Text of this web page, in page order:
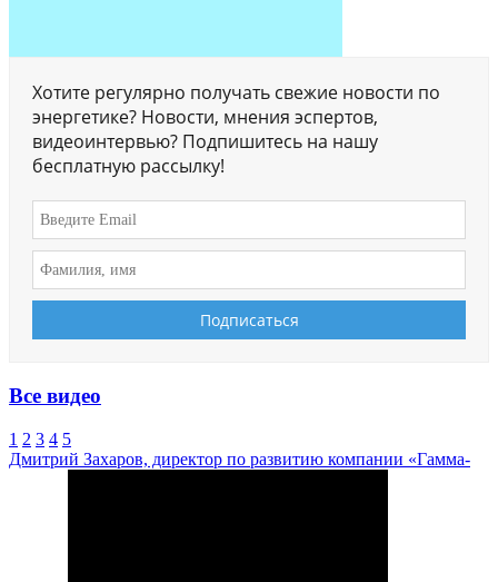
Хотите регулярно получать свежие новости по
энергетике? Новости, мнения эспертов,
видеоинтервью? Подпишитесь на нашу
бесплатную рассылку!
Все видео
1 2 3 4 5
Дмитрий Захаров, директор по развитию компании «Гамма-